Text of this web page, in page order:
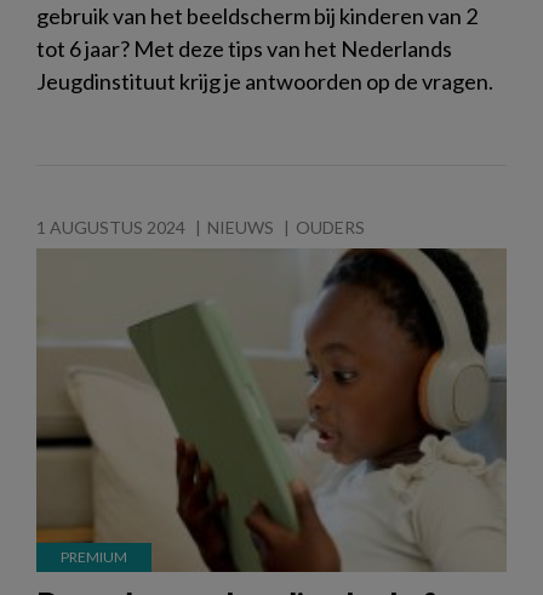
gebruik van het beeldscherm bij kinderen van 2
tot 6 jaar? Met deze tips van het Nederlands
Jeugdinstituut krijg je antwoorden op de vragen.
1 AUGUSTUS 2024 NIEUWS OUDERS